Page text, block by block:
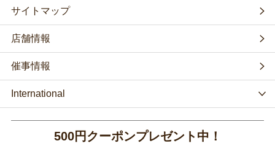
サイトマップ
店舗情報
催事情報
International
500円クーポンプレゼント中！